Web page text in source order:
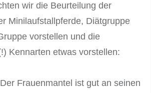
wir die Beurteilung der
Minilaufstallpferde, Diätgruppe
vorstellen und die
Kennarten etwas vorstellen:
Frauenmantel ist gut an seinen